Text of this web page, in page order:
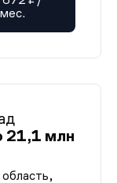
мес.
21,1 млн